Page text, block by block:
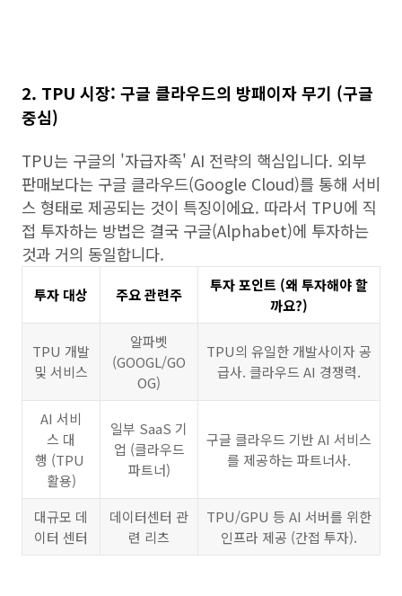
2. TPU 시장: 구글 클라우드의 방패이자 무기 (구글
중심)
TPU는 구글의 '자급자족' AI 전략의 핵심입니다. 외부
판매보다는 구글 클라우드(Google Cloud)를 통해 서비
스 형태로 제공되는 것이 특징이에요. 따라서 TPU에 직
접 투자하는 방법은 결국 구글(Alphabet)에 투자하는
것과 거의 동일합니다.
투자 대상 주요 관련주
투자 포인트 (왜 투자해야 할
까요?)
TPU 개발
및 서비스
알파벳
(GOOGL/GO
OG)
TPU의 유일한 개발사이자 공
급사. 클라우드 AI 경쟁력.
AI 서비
스 대
행 (TPU
활용)
일부 SaaS 기
업 (클라우드
파트너)
구글 클라우드 기반 AI 서비스
를 제공하는 파트너사.
대규모 데
이터 센터
데이터센터 관
련 리츠
TPU/GPU 등 AI 서버를 위한
인프라 제공 (간접 투자).